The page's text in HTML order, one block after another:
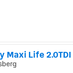
Maxi Life